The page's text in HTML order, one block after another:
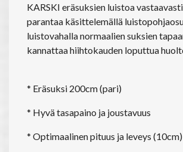
KARSKI eräsuksien luistoa
parantaa käsittelemällä
luistovahalla normaalien suksien
kannattaa hiihtokauden loputtua
* Eräsuksi 200cm (pari)
* Hyvä tasapaino ja joustavuus
* Optimaalinen pituus ja leveys